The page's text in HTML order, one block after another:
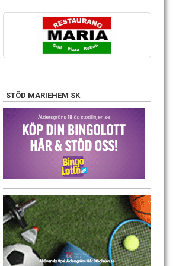
STÖD MARIEHEM SK